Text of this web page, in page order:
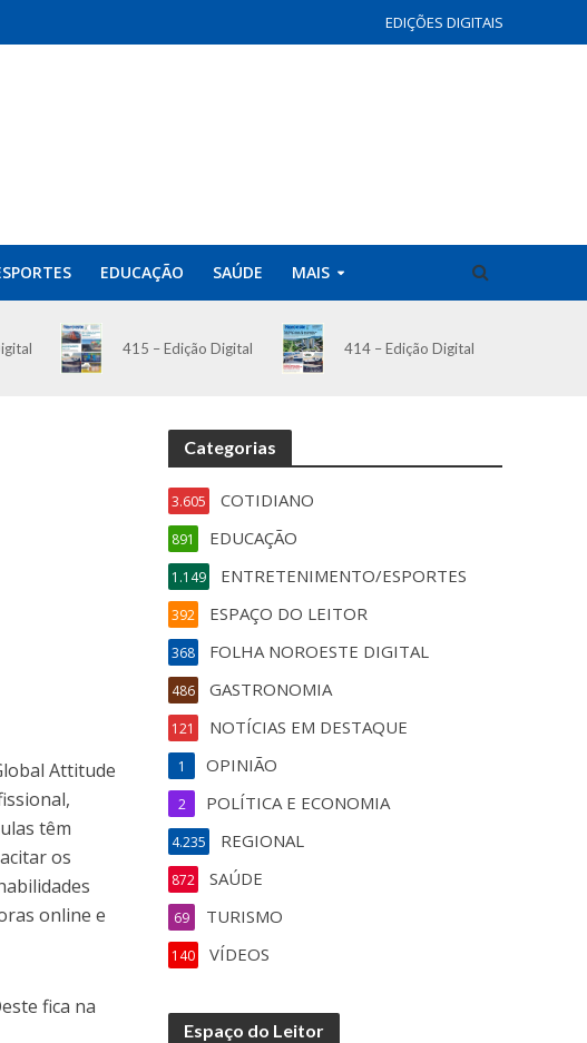
EDIÇÕES DIGITAIS
EDUCAÇÃO SAÚDE MAIS
415 – Edição Digital 414 – Edição Digital
Attitude
têm
os
online e
fica na
Categorias
COTIDIANO
3.605
EDUCAÇÃO
891
ENTRETENIMENTO/ESPORTES
1.149
ESPAÇO DO LEITOR
392
FOLHA NOROESTE DIGITAL
368
GASTRONOMIA
486
NOTÍCIAS EM DESTAQUE
121
OPINIÃO
1
POLÍTICA E ECONOMIA
2
REGIONAL
4.235
SAÚDE
872
TURISMO
69
VÍDEOS
140
Espaço do Leitor